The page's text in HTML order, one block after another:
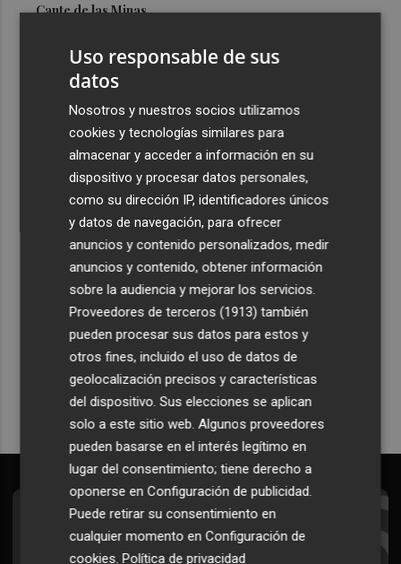
Cante de las Minas
con una victoria contra el Galatasaray
Kiat Lim preside por primera vez un partido en Mestalla
Recibe toda la actualidad de
Plaza Podcast en tu correo
Quiero suscribirme
Suscríbete al Boletín
Todos los días a primera hora en tu email
Uso responsable de sus
datos
Nosotros y nuestros socios utilizamos
cookies y tecnologías similares para
almacenar y acceder a información en su
dispositivo y procesar datos personales,
como su dirección IP, identificadores únicos
y datos de navegación, para ofrecer
anuncios y contenido personalizados, medir
anuncios y contenido, obtener información
sobre la audiencia y mejorar los servicios.
Proveedores de terceros (1913) también
pueden procesar sus datos para estos y
otros fines, incluido el uso de datos de
geolocalización precisos y características
del dispositivo. Sus elecciones se aplican
solo a este sitio web. Algunos proveedores
pueden basarse en el interés legítimo en
lugar del consentimiento; tiene derecho a
oponerse enConfiguración de publicidad.
Puede retirar su consentimiento en
cualquier momento enConfiguración de
cookies.Política de privacidad